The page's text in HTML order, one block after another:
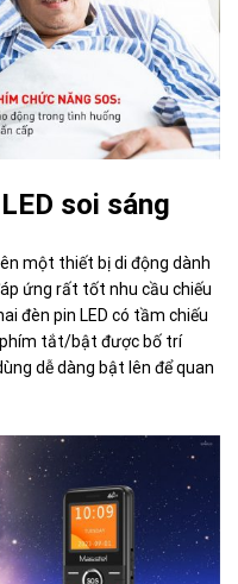
soi sáng
một thiết bị di động dành
ứng rất tốt nhu cầu chiếu
đèn pin LED có tầm chiếu
phím tắt/bật được bố trí
dễ dàng bật lên để quan